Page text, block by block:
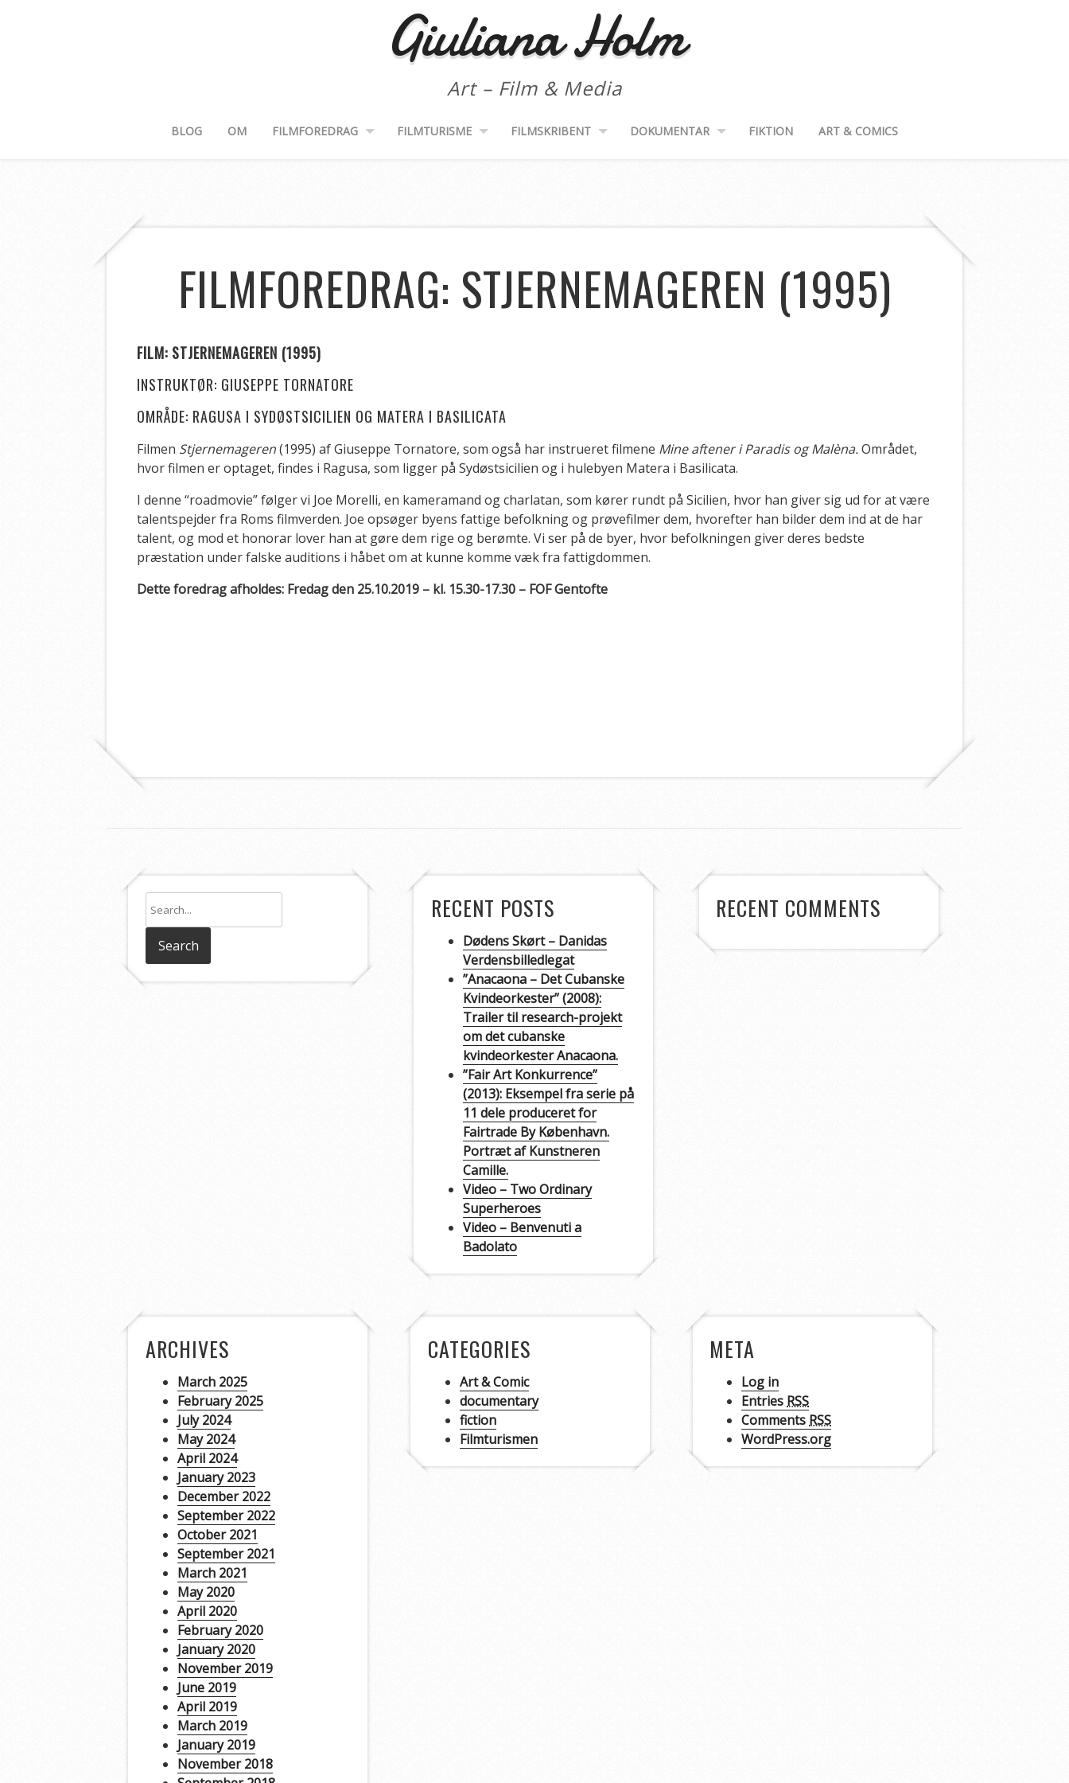
Giuliana Holm
Art – Film & Media
BLOG OM FILMFOREDRAG FILMTURISME FILMSKRIBENT DOKUMENTAR FIKTION ART & COMICS
FILMFOREDRAG: STJERNEMAGEREN (1995)
FILM: STJERNEMAGEREN (1995)
INSTRUKTØR: GIUSEPPE TORNATORE
OMRÅDE: RAGUSA I SYDØSTSICILIEN OG MATERA I BASILICATA
Filmen Stjernemageren(1995) af Giuseppe Tornatore, som også har instrueret filmene Mine aftener i Paradis og Malèna.Området,
hvor filmen er optaget, findes i Ragusa, som ligger på Sydøstsicilien og i hulebyen Matera i Basilicata.
I denne “roadmovie” følger vi Joe Morelli, en kameramand og charlatan, som kører rundt på Sicilien, hvor han giver sig ud for at være
talentspejder fra Roms filmverden. Joe opsøger byens fattige befolkning og prøvefilmer dem, hvorefter han bilder dem ind at de har
talent, og mod et honorar lover han at gøre dem rige og berømte. Vi ser på de byer, hvor befolkningen giver deres bedste
præstation under falske auditions i håbet om at kunne komme væk fra fattigdommen.
Dette foredrag afholdes: Fredag den 25.10.2019 – kl. 15.30-17.30 – FOF Gentofte
RECENT POSTS
Dødens Skørt – Danidas
Verdensbilledlegat
”Anacaona – Det Cubanske
Kvindeorkester” (2008):
Trailer til research-projekt
om det cubanske
kvindeorkester Anacaona.
”Fair Art Konkurrence”
(2013): Eksempel fra serie på
11 dele produceret for
Fairtrade By København.
Portræt af Kunstneren
Camille.
Video – Two Ordinary
Superheroes
Video – Benvenuti a
Badolato
RECENT COMMENTS
ARCHIVES
March 2025
February 2025
July 2024
May 2024
April 2024
January 2023
December 2022
September 2022
October 2021
September 2021
March 2021
May 2020
April 2020
February 2020
January 2020
November 2019
June 2019
April 2019
March 2019
January 2019
November 2018
CATEGORIES
Art & Comic
documentary
fiction
Filmturismen
META
Log in
Entries RSS
Comments RSS
WordPress.org